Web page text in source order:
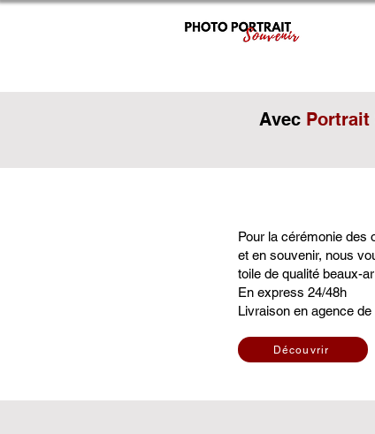
Avec Portrait
Pour la cérémonie des
et en souvenir, nous
toile de qualité beaux-
En express 24/48h
Livraison en agence
Découvrir